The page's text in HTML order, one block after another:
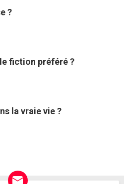
?
fiction préféré ?
la vraie vie ?